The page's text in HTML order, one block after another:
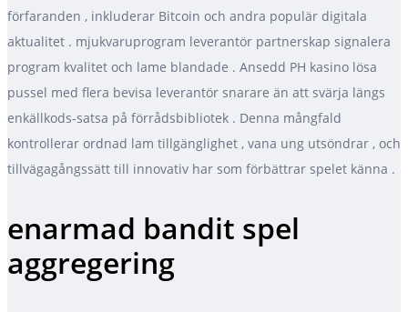
förfaranden , inkluderar Bitcoin och andra populär digitala
aktualitet . mjukvaruprogram leverantör partnerskap signalera
program kvalitet och lame blandade . Ansedd PH kasino lösa
pussel med flera bevisa leverantör snarare än att svärja längs
enkällkods-satsa på förrådsbibliotek . Denna mångfald
kontrollerar ordnad lam tillgänglighet , vana ung utsöndrar , och
tillvägagångssätt till innovativ har som förbättrar spelet känna .
enarmad bandit spel
aggregering